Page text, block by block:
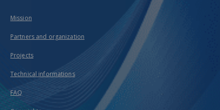
Mission
Partners and organization
Projects
Technical informations
FAQ